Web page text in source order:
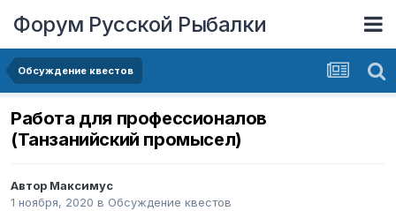
Форум Русской Рыбалки
Обсуждение квестов
Работа для профессионалов
(Танзанийский промысел)
Автор Максимус
1 ноября, 2020 в Обсуждение квестов